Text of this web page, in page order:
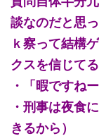
談なのだと思っ
ｋ察って結構
クスを信じて
・「暇ですね
・刑事は夜食
きるから）